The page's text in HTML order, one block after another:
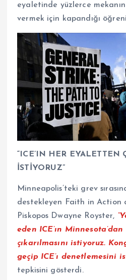
eyaletinde yüzlerce
vermek için kapandığı
“ICE’IN HER EYALETTEN
İSTİYORUZ”
Minneapolis’teki grev
destekleyen Faith in Action
Piskopos Dwayne Royster,
eden ICE’ın
çıkarılmasını istiyoruz.
geçip ICE’ı denetlemesini
tepkisini gösterdi.